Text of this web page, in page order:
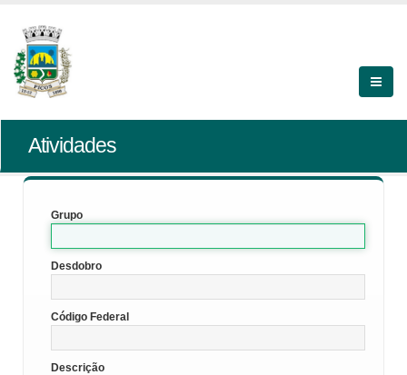
Atividades
Grupo
Desdobro
Código Federal
Descrição